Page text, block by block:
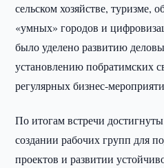
сельском хозяйстве, туризме,
«умных» городов и
было уделено развитию
установлению побратимских
регулярных бизнес-
По итогам встречи
создании рабочих групп для
проектов и развитии